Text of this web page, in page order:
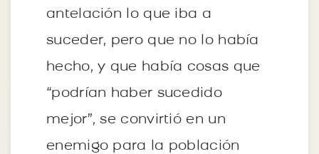
antelación lo que iba a
suceder, pero que no lo había
hecho, y que había cosas que
“podrían haber sucedido
mejor”, se convirtió en un
enemigo para la población